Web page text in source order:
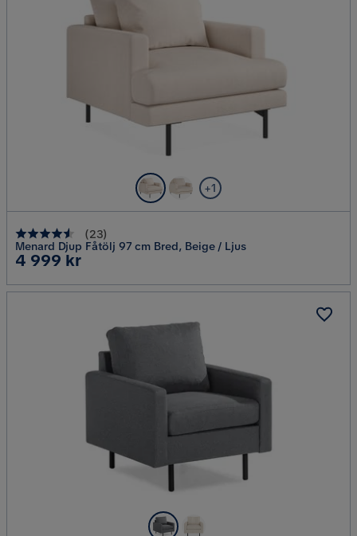
+1
(23)
Menard Djup Fåtölj 97 cm Bred, Beige / Ljus
Pris
4 999 kr